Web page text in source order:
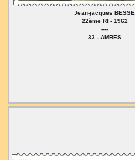
Jean-jacques BESSE
22ème RI - 1962
----
33 - AMBES